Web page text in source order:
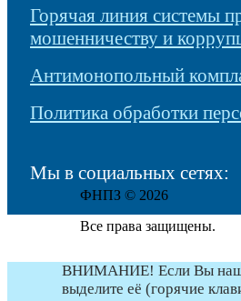
Горячая линия системы
мошенничеству и
Антимонопольный
Политика обработки
Мы в социальных сетях:
ФНПЗ © 2026
Все права защищены.
ВНИМАНИЕ! Если Вы
выделите её (горячие